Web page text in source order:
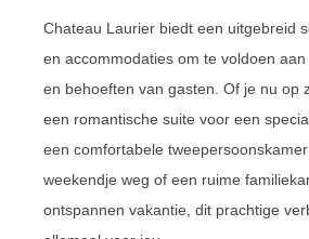
Chateau Laurier biedt een uitgebreid
en accommodaties om te voldoen
en behoeften van gasten. Of je nu op
een romantische suite voor een
een comfortabele
weekendje weg of een ruime
ontspannen vakantie, dit prachtige